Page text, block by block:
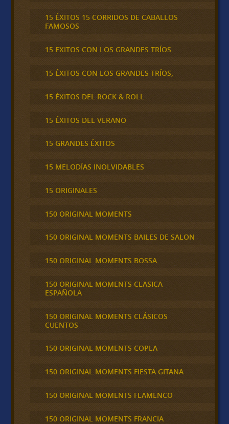
15 ÉXITOS 15 CORRIDOS DE CABALLOS
FAMOSOS
15 EXITOS CON LOS GRANDES TRÍOS
15 ÉXITOS CON LOS GRANDES TRÍOS,
15 ÉXITOS DEL ROCK & ROLL
15 ÉXITOS DEL VERANO
15 GRANDES ÉXITOS
15 MELODÍAS INOLVIDABLES
15 ORIGINALES
150 ORIGINAL MOMENTS
150 ORIGINAL MOMENTS BAILES DE SALON
150 ORIGINAL MOMENTS BOSSA
150 ORIGINAL MOMENTS CLASICA
ESPAÑOLA
150 ORIGINAL MOMENTS CLÁSICOS
CUENTOS
150 ORIGINAL MOMENTS COPLA
150 ORIGINAL MOMENTS FIESTA GITANA
150 ORIGINAL MOMENTS FLAMENCO
150 ORIGINAL MOMENTS FRANCIA